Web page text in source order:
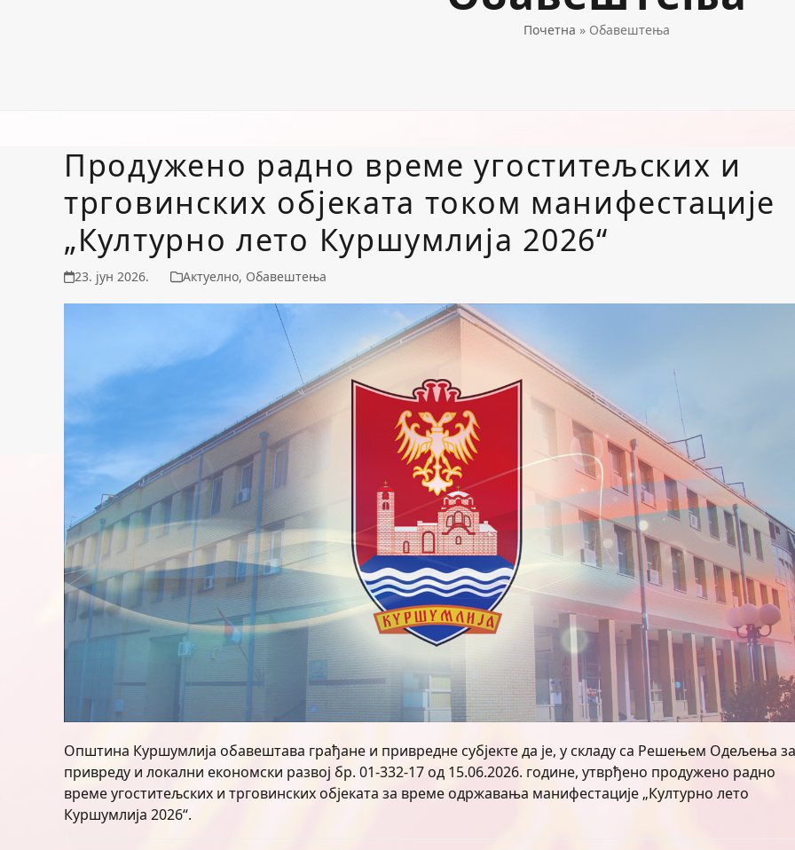
Почетна » Обавештења
Продужено радно време угоститељских и
трговинских објеката током манифестације
„Културно лето Куршумлија 2026“
23. јун 2026. Актуелно, Обавештења
Општина Куршумлија обавештава грађане и привредне субјекте да је, у складу са Решењем Одељења за
привреду и локални економски развој бр. 01-332-17 од 15.06.2026. године, утврђено продужено радно
време угоститељских и трговинских објеката за време одржавања манифестације „Културно лето
Куршумлија 2026“.